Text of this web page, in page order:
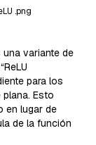
.png
una variante de
para los
Esto
en lugar de
de la función